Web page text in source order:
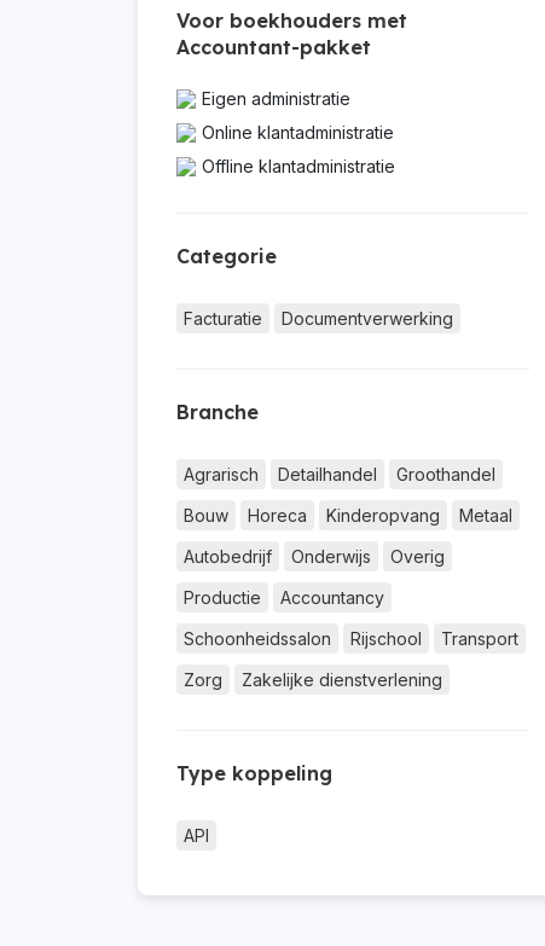
Voor boekhouders met
Accountant-pakket
Eigen administratie
Online klantadministratie
Offline klantadministratie
Categorie
Facturatie Documentverwerking
Branche
Agrarisch Detailhandel
Groothandel
Bouw
Horeca Kinderopvang
Metaal
Autobedrijf
Onderwijs
Overig
Productie
Accountancy
Schoonheidssalon
Rijschool
Transport
Zorg
Zakelijke dienstverlening
Type koppeling
API